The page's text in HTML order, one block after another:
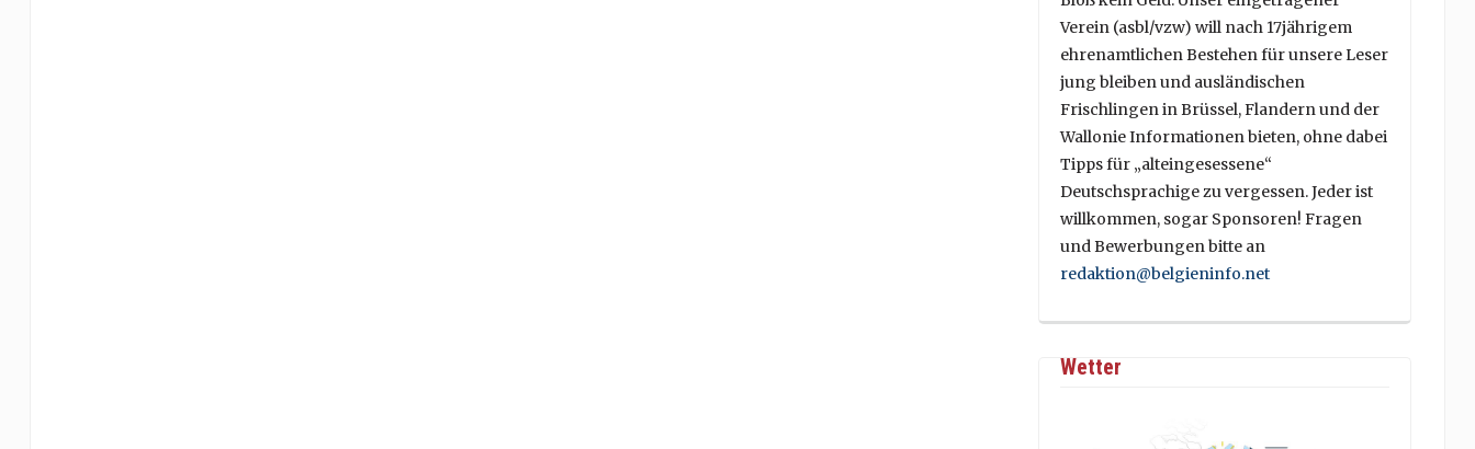
Verein (asbl/vzw) will nach 17jährigem
ehrenamtlichen Bestehen für unsere Leser
jung bleiben und ausländischen
Frischlingen in Brüssel, Flandern und der
Wallonie Informationen bieten, ohne dabei
Tipps für „alteingesessene“
Deutschsprachige zu vergessen. Jeder ist
willkommen, sogar Sponsoren! Fragen
und Bewerbungen bitte an
redaktion@belgieninfo.net
Wetter